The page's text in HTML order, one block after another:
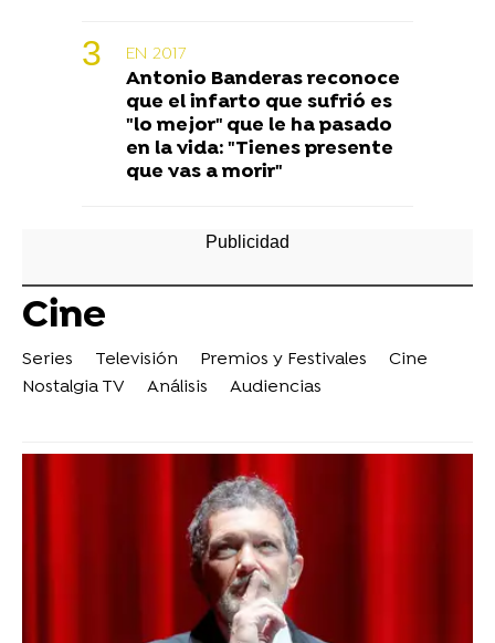
EN 2017
Antonio Banderas reconoce
que el infarto que sufrió es
"lo mejor" que le ha pasado
en la vida: "Tienes presente
que vas a morir"
Cine
Series Televisión Premios y Festivales
Cine
Nostalgia TV
Análisis Audiencias